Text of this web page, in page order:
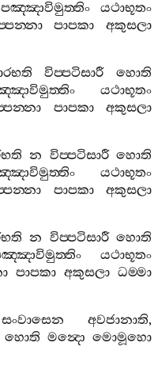
පඤ‍්ඤාවිමුත‍්තිං
යථාභූතං
පාපකා
අකුසලා
විප‍්පටිසාරී
හොති
යථාභූතං
පාපකා
අකුසලා
න විප‍්පටිසාරී හොති
යථාභූතං
පාපකා
අකුසලා
න විප‍්පටිසාරී හොති
යථාභූතං
පාපකා අකුසලා ධම‍්මා
සංවාසෙන අවජානාති,
හොති මන්‍දො මොමූහො